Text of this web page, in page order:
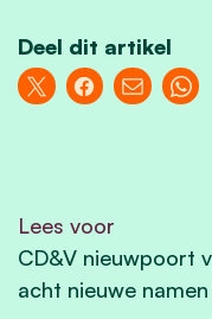
Deel dit artikel
Lees voor
CD&V nieuwpoort
acht nieuwe